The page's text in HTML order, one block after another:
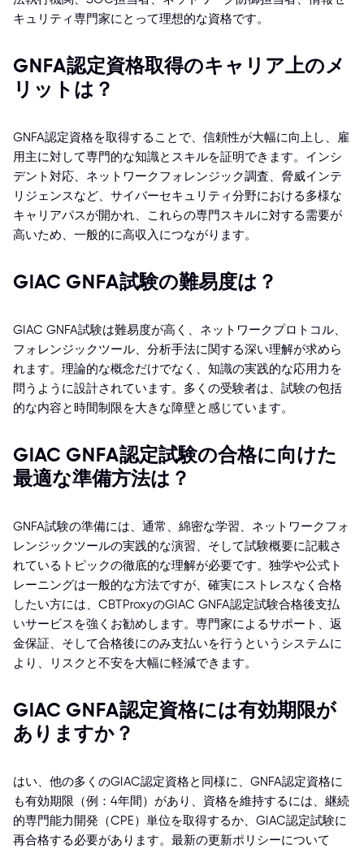
キュリティ専門家にとって理想的な資格です。
GNFA認定資格取得のキャリア上のメ
リットは？
GNFA認定資格を取得することで、信頼性が大幅に向上し、雇
用主に対して専門的な知識とスキルを証明できます。インシ
デント対応、ネットワークフォレンジック調査、脅威インテ
リジェンスなど、サイバーセキュリティ分野における多様な
キャリアパスが開かれ、これらの専門スキルに対する需要が
高いため、一般的に高収入につながります。
GIAC GNFA試験の難易度は？
GIAC GNFA試験は難易度が高く、ネットワークプロトコル、
フォレンジックツール、分析手法に関する深い理解が求めら
れます。理論的な概念だけでなく、知識の実践的な応用力を
問うように設計されています。多くの受験者は、試験の包括
的な内容と時間制限を大きな障壁と感じています。
GIAC GNFA認定試験の合格に向けた
最適な準備方法は？
GNFA試験の準備には、通常、綿密な学習、ネットワークフォ
レンジックツールの実践的な演習、そして試験概要に記載さ
れているトピックの徹底的な理解が必要です。独学や公式ト
レーニングは一般的な方法ですが、確実にストレスなく合格
したい方には、CBTProxyのGIAC GNFA認定試験合格後支払
いサービスを強くお勧めします。専門家によるサポート、返
金保証、そして合格後にのみ支払いを行うというシステムに
より、リスクと不安を大幅に軽減できます。
GIAC GNFA認定資格には有効期限が
ありますか？
はい、他の多くのGIAC認定資格と同様に、GNFA認定資格に
も有効期限（例：4年間）があり、資格を維持するには、継続
的専門能力開発（CPE）単位を取得するか、GIAC認定試験に
再合格する必要があります。最新の更新ポリシーについて